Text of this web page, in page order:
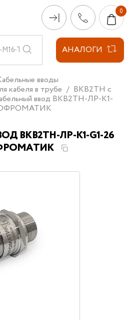
АНАЛОГИ
вводы
кабеля в трубе
ВКВ2ТН с
ввод ВКВ2ТН-ЛР-К1-
ГОФРОМАТИК
ВКВ2ТН-ЛР-К1-G1-26